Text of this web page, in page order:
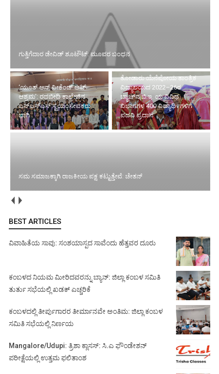
ಗುತ್ತಿಗೆದಾರ ಡೇವಿಡ್ ಶೂಟೌಟ್: ಮೂವರ ಬಂಧನ
‘ಯೂತ್ ಆನ್ ವೀಕೆಂಡ್ ಅಟ್
ಆಶ್ರಮ’: ರಥಬೀದಿ ಕಾಲೇಜಿನ
ಎನ್‌ಎಸ್‌ಎಸ್ ಸ್ವಯಂಸೇವಕರು
ಭಾಗಿ
ತೋಡಾರು ಯೆನೆಪೋಯ ತಾಂತ್ರಿಕ
ವಿದ್ಯಾಲಯದ 2022–26ರ
ಬ್ಯಾಚ್‌ನ ಬಿ.ಇ. ಯ ವಿವಿಧ
ವಿಭಾಗಗಳ 400 ವಿದ್ಯಾಥಿ೯ಗಳಿಗೆ
ಪದವಿ ಪ್ರದಾನ
ಸಮ ಸಮಾಜಕ್ಕಾಗಿ ರಾಜಕೀಯ ಪಕ್ಷ ಕಟ್ಟುತ್ತೇವೆ: ಚೇತನ್
BEST ARTICLES
ವಿವಾಹಿತೆಯ ಸಾವು: ಸಂಶಯಾಸ್ಪದ ಸಾವೆಂದು ಹೆತ್ತವರ ದೂರು
ಕಂಬಳದ ನಿಯಮ ಮೀರಿದವರನ್ನು ಬ್ಯಾನ್: ಜಿಲ್ಲಾ ಕಂಬಳ ಸಮಿತಿ
ತುರ್ತು ಸಭೆಯಲ್ಲಿ ಖಡಕ್ ಎಚ್ಚರಿಕೆ
ಕಂಬಳದಲ್ಲಿ ತೀರ್ಪುಗಾರರ ತೀರ್ಮಾನವೇ ಅಂತಿಮ: ಜಿಲ್ಲಾ ಕಂಬಳ
ಸಮಿತಿ ಸಭೆಯಲ್ಲಿ ನಿರ್ಣಯ
Mangalore/Udupi: ತ್ರಿಶಾ ಕ್ಲಾಸಸ್: ಸಿ.ಎ ಫೌಂಡೇಶನ್
ಪರೀಕ್ಷೆಯಲ್ಲಿ ಉತ್ತಮ ಫಲಿತಾಂಶ